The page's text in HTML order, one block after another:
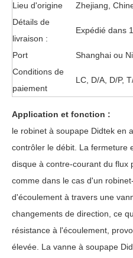
Lieu d'origine
Zhejiang,
Détails de
livraison :
Expédié dans
Port
Shanghai ou
Conditions de
paiement
LC, D/A, D/P,
Application et fonction :
le robinet à soupape Didtek en
contrôler le débit. La fermeture
disque à contre-courant du flux
comme dans le cas d'un
d'écoulement à travers une
changements de direction, ce
résistance à l'écoulement,
élevée. La vanne à soupape